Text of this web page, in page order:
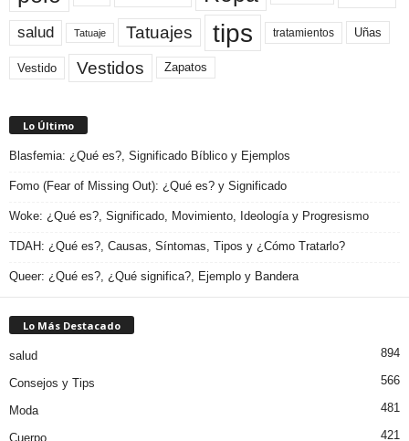
salud Tatuaje Tatuajes tips tratamientos Uñas
Vestido Vestidos Zapatos
Lo Último
Blasfemia: ¿Qué es?, Significado Bíblico y Ejemplos
Fomo (Fear of Missing Out): ¿Qué es? y Significado
Woke: ¿Qué es?, Significado, Movimiento, Ideología y Progresismo
TDAH: ¿Qué es?, Causas, Síntomas, Tipos y ¿Cómo Tratarlo?
Queer: ¿Qué es?, ¿Qué significa?, Ejemplo y Bandera
Lo Más Destacado
salud 894
Consejos y Tips 566
Moda 481
Cuerpo 421